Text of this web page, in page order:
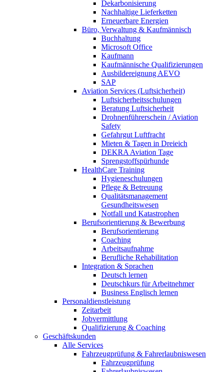
Dekarbonisierung
Nachhaltige Lieferketten
Erneuerbare Energien
Büro, Verwaltung & Kaufmännisch
Buchhaltung
Microsoft Office
Kaufmann
Kaufmännische Qualifizierungen
Ausbildereignung AEVO
SAP
Aviation Services (Luftsicherheit)
Luftsicherheitsschulungen
Beratung Luftsicherheit
Drohnenführerschein / Aviation
Safety
Gefahrgut Luftfracht
Mieten & Tagen in Dreieich
DEKRA Aviation Tage
Sprengstoffspürhunde
HealthCare Training
Hygieneschulungen
Pflege & Betreuung
Qualitätsmanagement
Gesundheitswesen
Notfall und Katastrophen
Berufsorientierung & Bewerbung
Berufsorientierung
Coaching
Arbeitsaufnahme
Berufliche Rehabilitation
Integration & Sprachen
Deutsch lernen
Deutschkurs für Arbeitnehmer
Business Englisch lernen
Personaldienstleistung
Zeitarbeit
Jobvermittlung
Qualifizierung & Coaching
Geschäftskunden
Alle Services
Fahrzeugprüfung & Fahrerlaubniswesen
Fahrzeugprüfung